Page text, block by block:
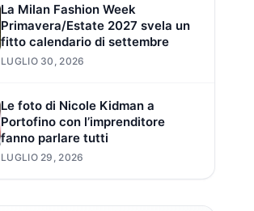
La Milan Fashion Week
Primavera/Estate 2027 svela un
fitto calendario di settembre
LUGLIO 30, 2026
Le foto di Nicole Kidman a
Portofino con l’imprenditore
fanno parlare tutti
LUGLIO 29, 2026